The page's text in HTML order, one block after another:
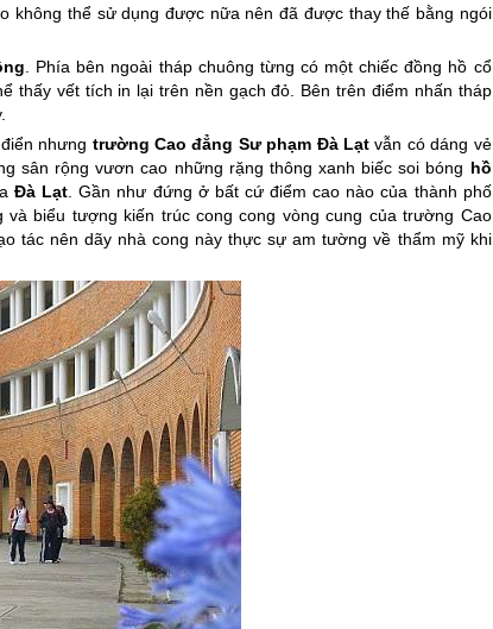
không thể sử dụng được nữa nên đã được thay thế bằng ngói
. Phía bên ngoài tháp chuông từng có một chiếc đồng hồ cổ
thấy vết tích in lại trên nền gạch đỏ. Bên trên điểm nhấn tháp
nhưng trường Cao đẳng Sư phạm Đà Lạt vẫn có dáng vẻ
sân rộng vươn cao những rặng thông xanh biếc soi bóng hồ
Đà Lạt. Gần như đứng ở bất cứ điểm cao nào của thành phố
biểu tượng kiến trúc cong cong vòng cung của trường Cao
tác nên dãy nhà cong này thực sự am tường về thẩm mỹ khi